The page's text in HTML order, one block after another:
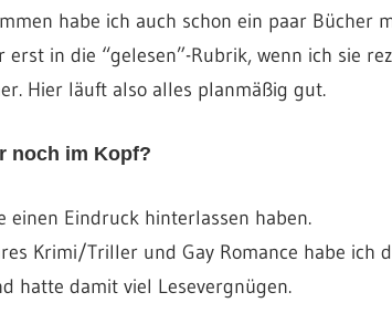
habe ich auch schon ein paar Bücher
erst in die “gelesen”-Rubrik, wenn ich sie
Hier läuft also alles planmäßig gut.
noch im Kopf?
einen Eindruck hinterlassen haben.
Krimi/Triller und Gay Romance habe ich
hatte damit viel Lesevergnügen.